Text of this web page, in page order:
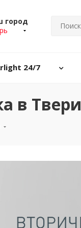
город
24/7
в Твери